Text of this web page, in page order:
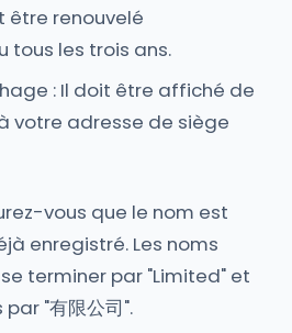
être renouvelé
tous les trois ans.
: Il doit être affiché de
votre adresse de siège
vous que le nom est
enregistré. Les noms
terminer par "Limited" et
"有限公司".